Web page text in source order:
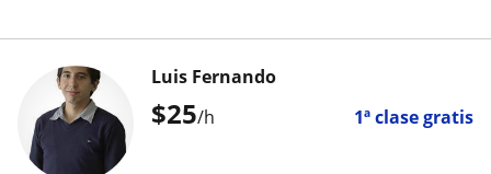
$25/h 1ª clase gratis
Luis Fernando